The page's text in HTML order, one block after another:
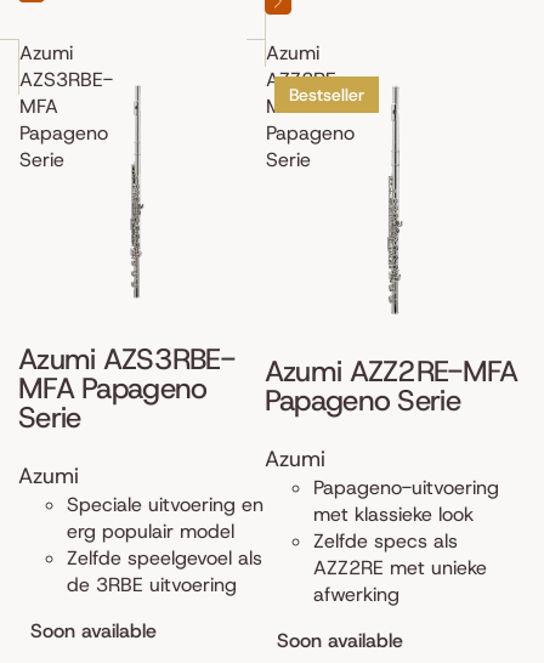
Azumi
AZS3RBE-
MFA
Papageno
Serie
Azumi AZS3RBE-
MFA Papageno
Serie
Azumi
Speciale uitvoering en
erg populair model
Zelfde speelgevoel als
de 3RBE uitvoering
Soon available
Azumi
AZZ2RE-
MFA
Papageno
Serie
Bestseller
Azumi AZZ2RE-MFA
Papageno Serie
Azumi
Papageno-uitvoering
met klassieke look
Zelfde specs als
AZZ2RE met unieke
afwerking
Soon available